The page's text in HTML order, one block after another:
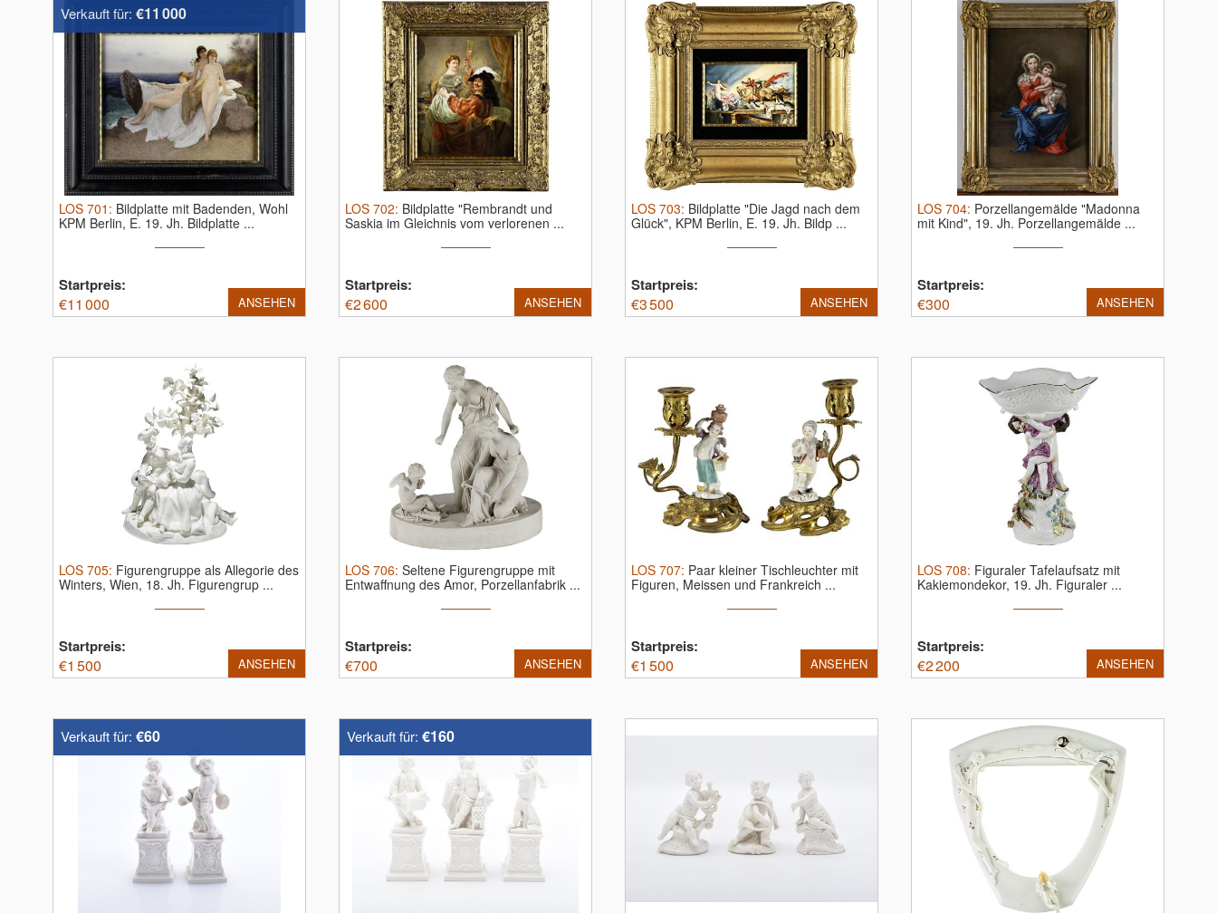
Verkauft für: €11 000
LOS 701 : Bildplatte mit Badenden, Wohl
KPM Berlin, E. 19. Jh. Bildplatte ...
Startpreis:
€11 000 ANSEHEN
LOS 702: Bildplatte "Rembrandt und
Saskia im Gleichnis vom verlorenen ...
Startpreis:
€2 600 ANSEHEN
LOS 703: Bildplatte "Die Jagd nach dem
Glück", KPM Berlin, E. 19. Jh. Bildp ...
Startpreis:
€3 500 ANSEHEN
LOS 704: Porzellangemälde "Madonna
mit Kind", 19. Jh. Porzellangemälde ...
Startpreis:
€300 ANSEHEN
LOS 705: Figurengruppe als Allegorie des
Winters, Wien, 18. Jh. Figurengrup ...
Startpreis:
€1 500 ANSEHEN
LOS 706: Seltene Figurengruppe mit
Entwaffnung des Amor, Porzellanfabrik ...
Startpreis:
€700 ANSEHEN
LOS 707: Paar kleiner Tischleuchter mit
Figuren, Meissen und Frankreich ...
Startpreis:
€1 500 ANSEHEN
LOS 708: Figuraler Tafelaufsatz mit
Kakiemondekor, 19. Jh. Figuraler ...
Startpreis:
€2 200 ANSEHEN
Verkauft für: €60 Verkauft für: €160